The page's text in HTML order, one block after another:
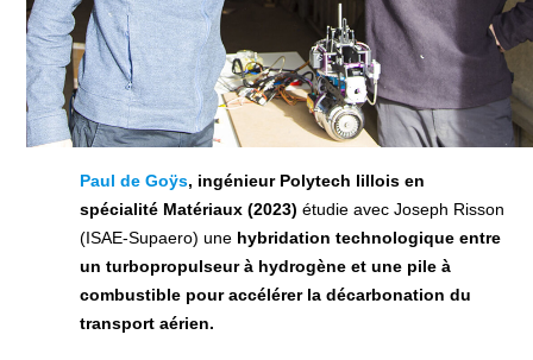
Paul de Goÿs, ingénieur Polytech lillois en
spécialité Matériaux (2023) étudie avec Joseph Risson
(ISAE-Supaero) une hybridation technologique entre
un turbopropulseur à hydrogène et une pile à
combustible pour accélérer la décarbonation du
transport aérien.